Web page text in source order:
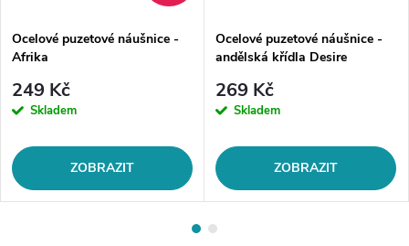
Ocelové puzetové náušnice -
Afrika
249 Kč
Skladem
ZOBRAZIT
Ocelové puzetové náušnice -
andělská křídla Desire
269 Kč
Skladem
ZOBRAZIT